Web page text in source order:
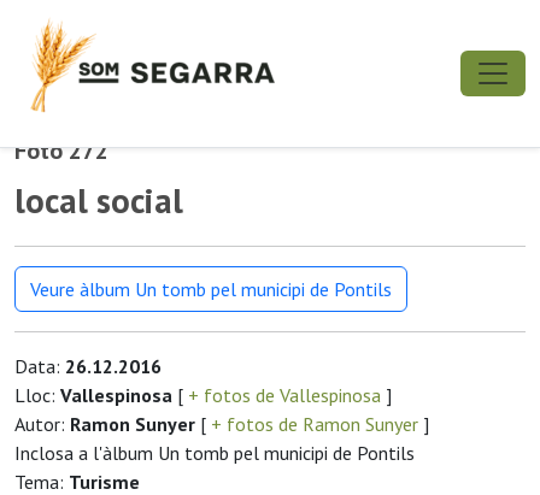
Foto 272
local social
Veure àlbum Un tomb pel municipi de Pontils
Data: 26.12.2016
Lloc: Vallespinosa [ + fotos de Vallespinosa ]
Autor: Ramon Sunyer [ + fotos de Ramon Sunyer ]
Inclosa a l'àlbum Un tomb pel municipi de Pontils
Tema: Turisme